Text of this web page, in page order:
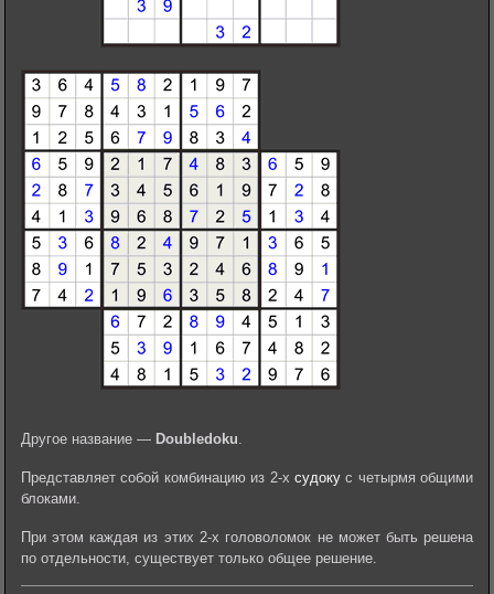
Другое название — Doubledoku.
Представляет собой комбинацию из 2-х судокус четырмя общими
блоками.
При этом каждая из этих 2-х головоломок не может быть решена
по отдельности, существует только общее решение.